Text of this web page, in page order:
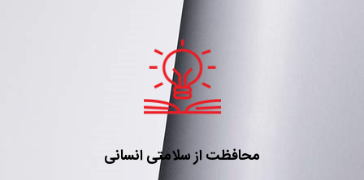
محافظت از سلامتی انسانی